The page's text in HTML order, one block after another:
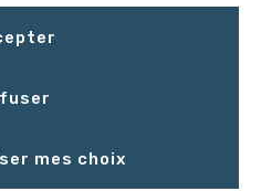
mes choix
16h30